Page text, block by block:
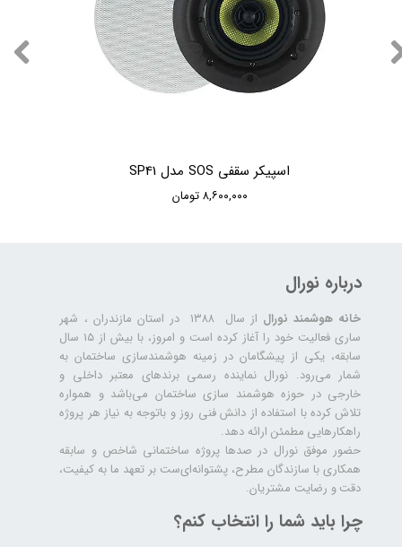
اسپیکر سقفی SOS مدل SP41
۸,۶۰۰,۰۰۰ تومان
درباره نورال
خانه هوشمند نورال
از سال ۱۳۸۸ در استان مازندران ، شهر
ساری فعالیت خود را آغاز کرده است و امروز، با بیش از ۱۵ سال
سابقه، یکی از پیشگامان در زمینه هوشمندسازی ساختمان به
شمار می‌رود. نورال نماینده رسمی برندهای معتبر داخلی و
خارجی در حوزه هوشمند سازی ساختمان می‌باشد و همواره
تلاش کرده با استفاده از دانش فنی روز و باتوجه به نیاز هر پروژه
راهکارهایی مطمئن ارائه دهد.
حضور موفق نورال در صدها پروژه‌ ساختمانی شاخص و سابقه
همکاری با سازندگان مطرح، پشتوانه‌ای‌ست بر تعهد ما به کیفیت،
دقت و رضایت مشتریان.
چرا باید شما را انتخاب کنم؟